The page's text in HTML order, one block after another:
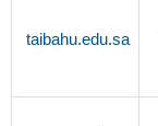
taibahu.edu.sa